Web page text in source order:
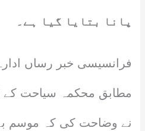
پانا بتایا گیا ہے۔
فرانسیسی خبر رساں
مطابق محکمہ سیاحت کے
نے وضاحت کی کہ موسم